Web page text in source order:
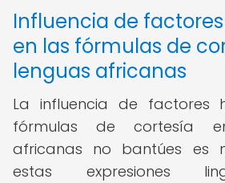
Influencia de
en las fórmulas de
lenguas africanas
La influencia de factores
fórmulas de cortesía
africanas no bantúes es
estas expresiones